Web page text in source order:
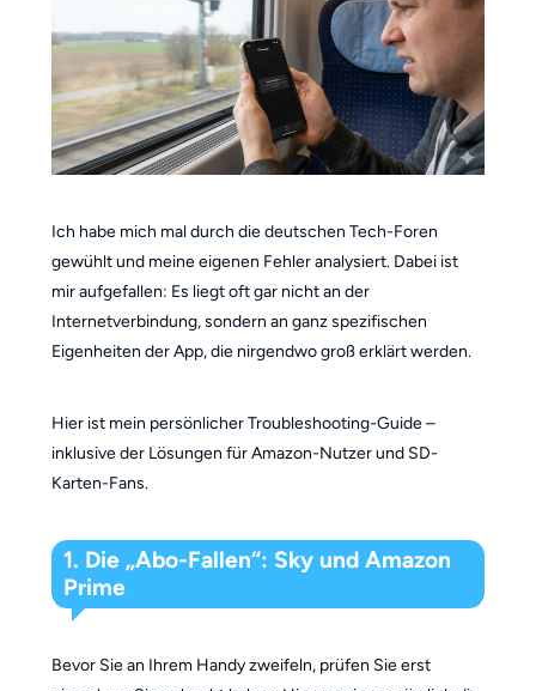
Ich habe mich mal durch die deutschen Tech-Foren
gewühlt und meine eigenen Fehler analysiert. Dabei ist
mir aufgefallen: Es liegt oft gar nicht an der
Internetverbindung, sondern an ganz spezifischen
Eigenheiten der App, die nirgendwo groß erklärt werden.
Hier ist mein persönlicher Troubleshooting-Guide –
inklusive der Lösungen für Amazon-Nutzer und SD-
Karten-Fans.
1. Die „Abo-Fallen“: Sky und Amazon
Prime
Bevor Sie an Ihrem Handy zweifeln, prüfen Sie erst